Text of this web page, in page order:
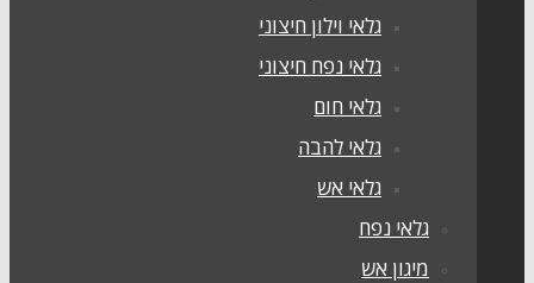
גלאי וילון חיצוני
גלאי נפח חיצוני
גלאי חום
גלאי להבה
גלאי אש
גלאי נפח
מיגון אש